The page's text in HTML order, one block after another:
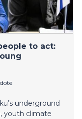
to act:
underground
youth climate